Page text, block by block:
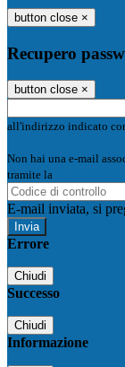
button close ×
Recupero
button close ×
all'indirizzo indicato
Non hai una e-mail
tramite la
E-mail inviata, si
Errore
Chiudi
Successo
Chiudi
Informazione